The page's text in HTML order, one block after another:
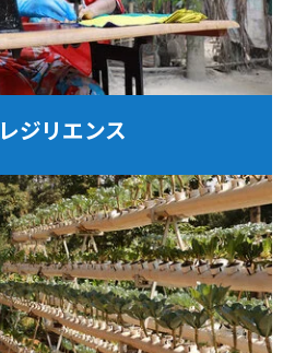
レジリエンス